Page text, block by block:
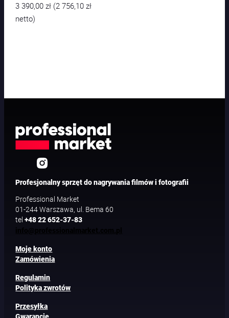
3 390,00zł (2 756,10zł
netto)
Profesjonalny sprzęt do nagrywania filmów i fotografii
Professional Market
01-244 Warszawa, ul. Bema 60
tel+48 22 652-37-83
Moje konto
Zamówienia
Regulamin
Polityka zwrotów
Przesyłka